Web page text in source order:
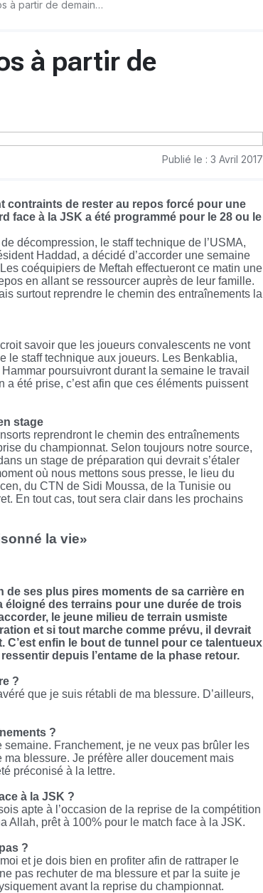
à partir de demain…
à partir de
Publié le : 3 Avril 2017
contraints de rester au repos forcé pour une
face à la JSK a été programmé pour le 28 ou le
décompression, le staff technique de l’USMA,
Haddad, a décidé d’accorder une semaine
coéquipiers de Meftah effectueront ce matin une
en allant se ressourcer auprès de leur famille.
surtout reprendre le chemin des entraînements la
savoir que les joueurs convalescents ne vont
le staff technique aux joueurs. Les Benkablia,
poursuivront durant la semaine le travail
été prise, c’est afin que ces éléments puissent
stage
reprendront le chemin des entraînements
du championnat. Selon toujours notre source,
un stage de préparation qui devrait s’étaler
où nous mettons sous presse, le lieu du
du CTN de Sidi Moussa, de la Tunisie ou
En tout cas, tout sera clair dans les prochains
la vie»
de ses plus pires moments de sa carrière en
éloigné des terrains pour une durée de trois
le jeune milieu de terrain usmiste
et si tout marche comme prévu, il devrait
C’est enfin le bout de tunnel pour ce talentueux
depuis l’entame de la phase retour.
?
que je suis rétabli de ma blessure. D’ailleurs,
?
Franchement, je ne veux pas brûler les
blessure. Je préfère aller doucement mais
préconisé à la lettre.
à la JSK ?
apte à l’occasion de la reprise de la compétition
Allah, prêt à 100% pour le match face à la JSK.
?
et je dois bien en profiter afin de rattraper le
pas rechuter de ma blessure et par la suite je
avant la reprise du championnat.